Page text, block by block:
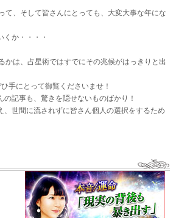
て、そして皆さんにとっても、大変大事な年にな
くか・・・・
かは、占星術ではすでにその兆候がはっきりと出
手にとって御覧くださいませ！
の記事も、驚きを隠せないものばかり！
、世間に流されずに皆さん個人の選択をするため